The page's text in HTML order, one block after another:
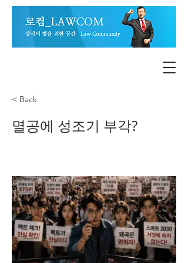
< Back
멸공에 성조기 부각?